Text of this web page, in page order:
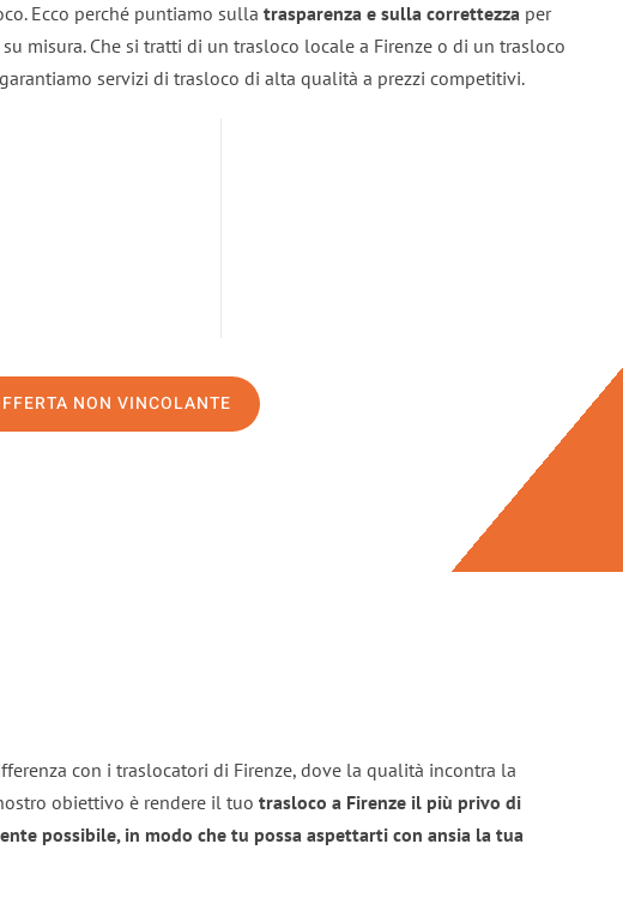
Ecco perché puntiamo sulla trasparenza e sulla correttezza per
misura. Che si tratti di un trasloco locale a Firenze o di un trasloco
servizi di trasloco di alta qualità a prezzi competitivi.
NON VINCOLANTE
con i traslocatori di Firenze, dove la qualità incontra la
obiettivo è rendere il tuo trasloco a Firenze il più privo di
possibile, in modo che tu possa aspettarti con ansia la tua